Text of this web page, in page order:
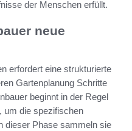
der Menschen erfüllt.
neue
erfordert eine strukturierte
Gartenplanung Schritte
beginnt in der Regel
, um die spezifischen
dieser Phase sammeln sie